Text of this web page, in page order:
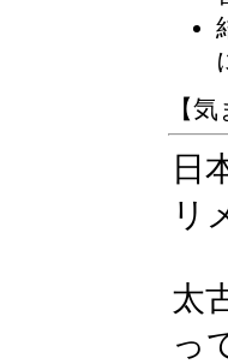
【
日
リ
太
っ